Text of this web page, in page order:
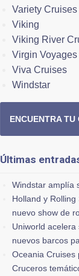
Variety Cruises
Viking
Viking River
Virgin Voyages
Viva Cruises
Windstar
ENCUENTRA TU
Últimas
Windstar amplía
Holland y
nuevo show de
Uniworld
nuevos barcos
Oceania Cruises
Cruceros